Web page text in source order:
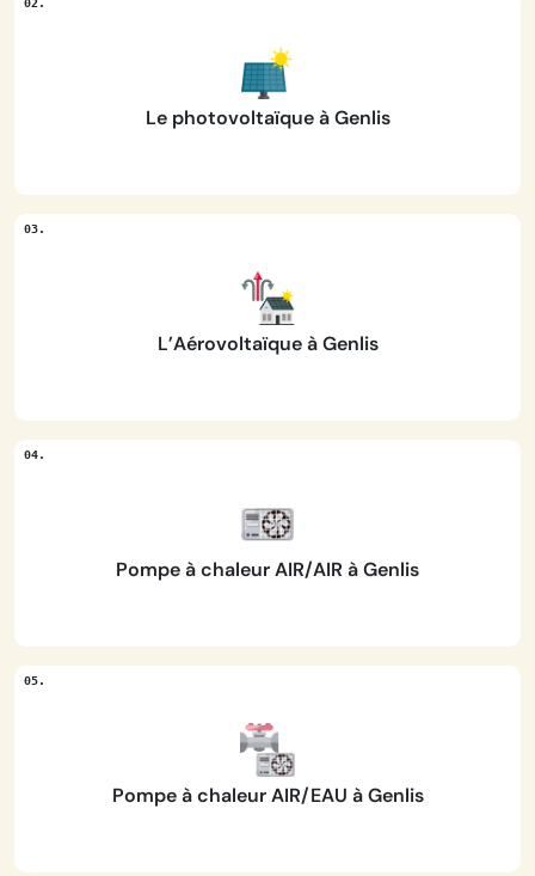
Le photovoltaïque à Genlis
L’Aérovoltaïque à Genlis
Pompe à chaleur AIR/AIR à Genlis
Pompe à chaleur AIR/EAU à Genlis